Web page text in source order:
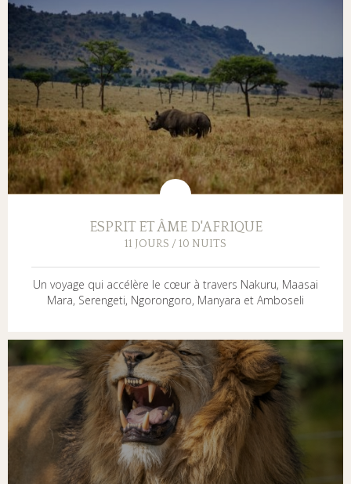
ESPRIT ET ÂME D'AFRIQUE
11 JOURS / 10 NUITS
Un voyage qui accélère le cœur à travers Nakuru, Maasai
Mara, Serengeti, Ngorongoro, Manyara et Amboseli